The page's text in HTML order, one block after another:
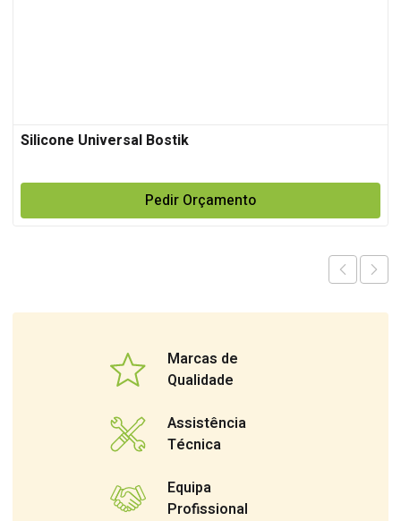
Silicone Universal Bostik
Pedir Orçamento
Marcas de
Qualidade
Assistência
Técnica
Equipa
Profissional